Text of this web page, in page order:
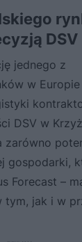
DSV
jednego z
w
DSV w
zarówno
gospodarki,
Forecast –
jak i w